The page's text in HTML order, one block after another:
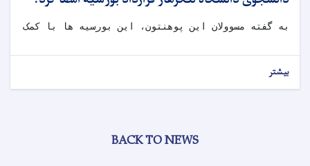
به گفته مسوولان این پوهنتون، این بورسیه ها با کمک
بیشتر
BACK TO NEWS